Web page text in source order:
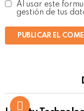
Al usar este
gestión de tus